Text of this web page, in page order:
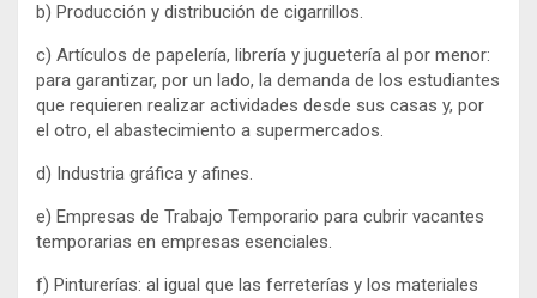
b) Producción y distribución de cigarrillos.
c) Artículos de papelería, librería y juguetería al por menor:
para garantizar, por un lado, la demanda de los estudiantes
que requieren realizar actividades desde sus casas y, por
el otro, el abastecimiento a supermercados.
d) Industria gráfica y afines.
e) Empresas de Trabajo Temporario para cubrir vacantes
temporarias en empresas esenciales.
f) Pinturerías: al igual que las ferreterías y los materiales